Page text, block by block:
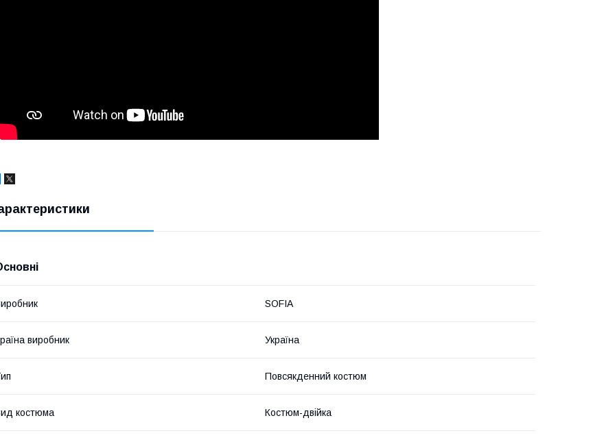
SOFIA
виробник Україна
Повсякденний костюм
костюма Костюм-двійка